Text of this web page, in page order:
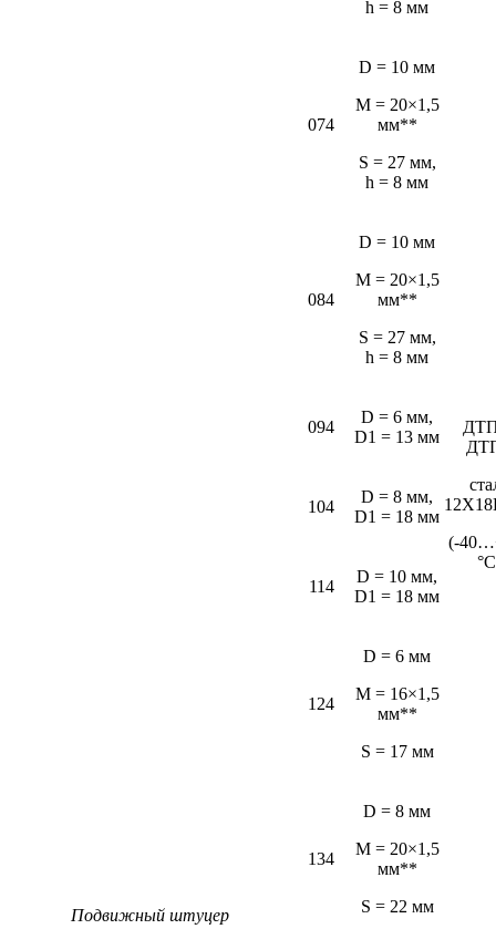
(-
h = 8 мм
074
D = 10 мм
M = 20×1,5
мм**
S = 27 мм,
h = 8 мм
084
D = 10 мм
M = 20×1,5
мм**
S = 27 мм,
h = 8 мм
094
D = 6 мм,
D1 = 13 мм
104
D = 8 мм,
D1 = 18 мм
114
D = 10 мм,
D1 = 18 мм
Подвижный штуцер
124
D = 6 мм
M = 16×1,5
мм**
S = 17 мм
134
D = 8 мм
M = 20×1,5
мм**
S = 22 мм